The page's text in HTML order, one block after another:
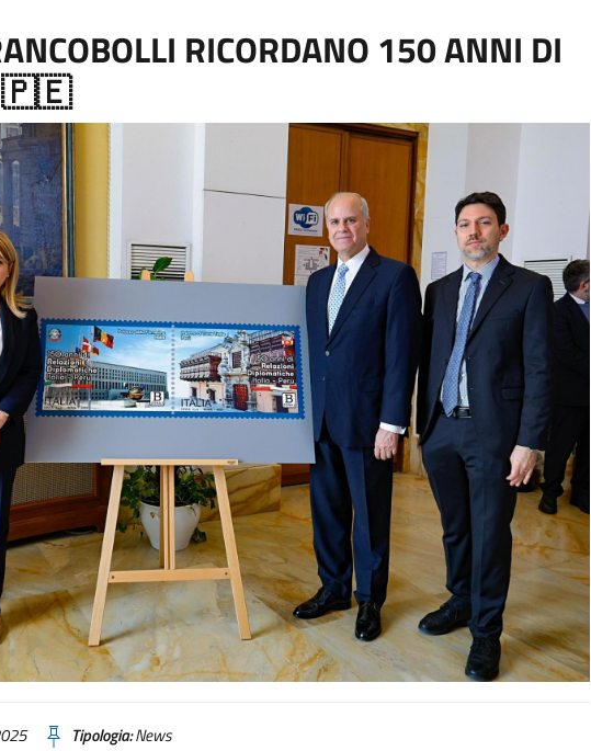
RICORDANO 150 ANNI DI
🇵🇪
Tipologia:News